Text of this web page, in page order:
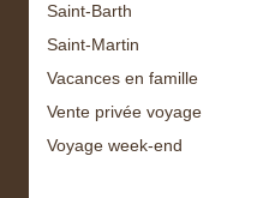
Saint-Barth
Saint-Martin
Vacances en famille
Vente privée voyage
Voyage week-end